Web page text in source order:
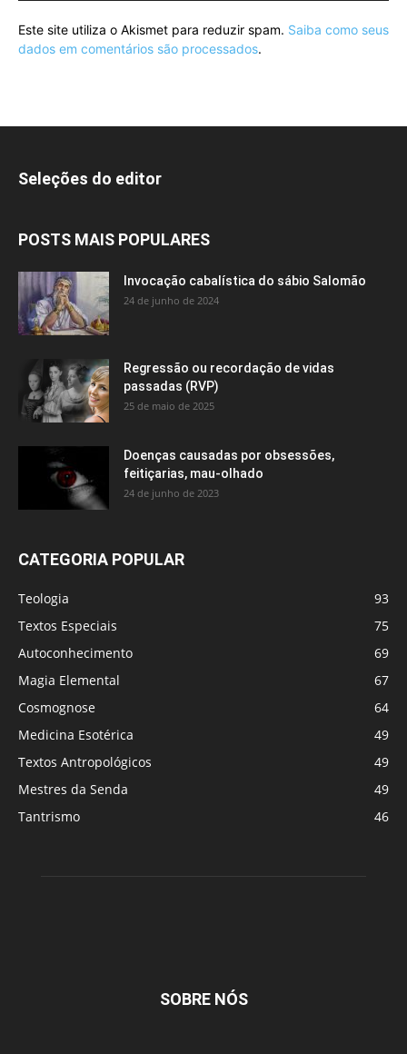
Este site utiliza o Akismet para reduzir spam. Saiba como seus
dados em comentários são processados.
Seleções do editor
POSTS MAIS POPULARES
Invocação cabalística do sábio Salomão
24 de junho de 2024
Regressão ou recordação de vidas
passadas (RVP)
25 de maio de 2025
Doenças causadas por obsessões,
feitiçarias, mau-olhado
24 de junho de 2023
CATEGORIA POPULAR
Teologia
93
Textos Especiais
75
Autoconhecimento
69
Magia Elemental
67
Cosmognose
64
Medicina Esotérica
49
Textos Antropológicos
49
Mestres da Senda
49
Tantrismo
46
SOBRE NÓS